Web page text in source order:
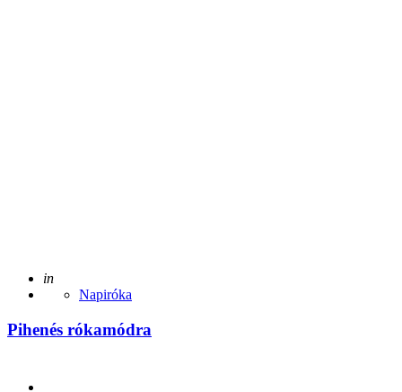
Posted
in
Napiróka
Pihenés rókamódra